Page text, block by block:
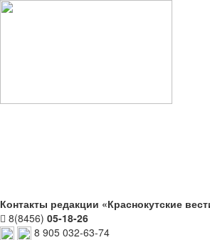
Контакты редакции «Краснокутские
8(8456) 05-18-26
8 905 032-63-74